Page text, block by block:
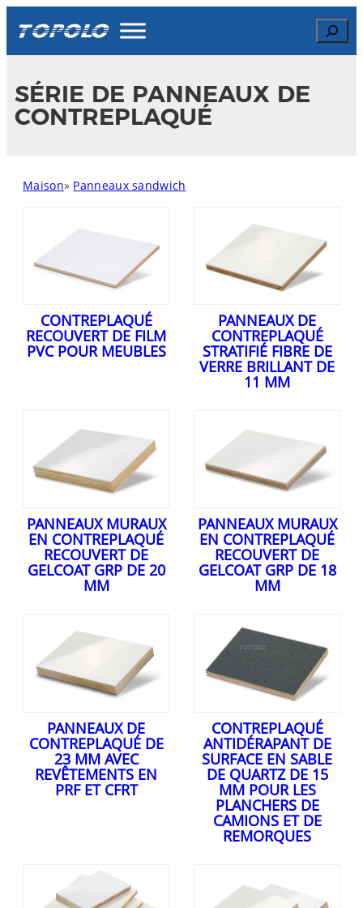
content
Search
SÉRIE DE PANNEAUX DE
CONTREPLAQUÉ
Maison» Panneaux sandwich
CONTREPLAQUÉ
RECOUVERT DE FILM
PVC POUR MEUBLES
PANNEAUX DE
CONTREPLAQUÉ
STRATIFIÉ FIBRE DE
VERRE BRILLANT DE
11 MM
PANNEAUX MURAUX
EN CONTREPLAQUÉ
RECOUVERT DE
GELCOAT GRP DE 20
MM
PANNEAUX MURAUX
EN CONTREPLAQUÉ
RECOUVERT DE
GELCOAT GRP DE 18
MM
PANNEAUX DE
CONTREPLAQUÉ DE
23 MM AVEC
REVÊTEMENTS EN
PRF ET CFRT
CONTREPLAQUÉ
ANTIDÉRAPANT DE
SURFACE EN SABLE
DE QUARTZ DE 15
MM POUR LES
PLANCHERS DE
CAMIONS ET DE
REMORQUES